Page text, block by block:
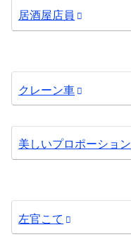
居酒屋店員
クレーン車
美しいプロポーション
左官こて